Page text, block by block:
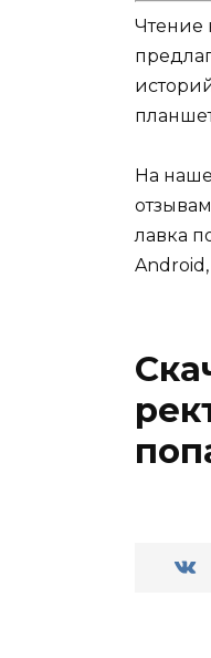
Чтение
На
лавка